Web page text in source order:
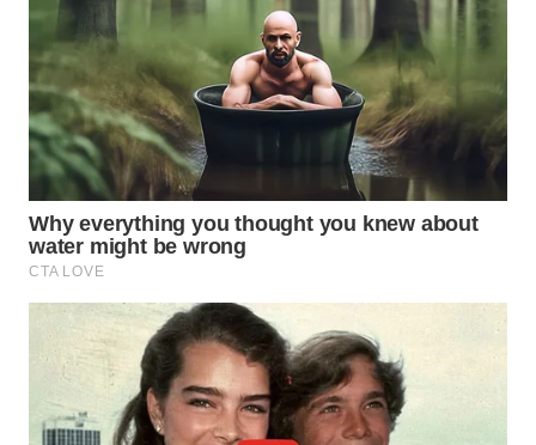
MADURA
WN
SURABAYA
WN
NATUNA
MANDALIKA